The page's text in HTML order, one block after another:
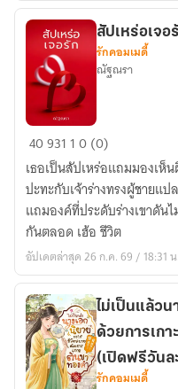
ทายาท
ขุนนาง
กระทำ
สัปเหร่อ
รัก
สัปเหร่อเจอ
รักคอมเมดี้
ณัฐณรา
40931 10 (0)
เธอเป็นสัปเหร่อแถมมองเ
ปะทะกับเจ้าร่างทรงผู้ชายแ
แถมองค์ที่ประดับร่างเขาดัน
กันตลอด เฮ้อ ชีวิต
อัปเดตล่าสุด 26 ก.ค. 69 / 18:31 น.
ไม่เป็นแล้วน
ด้วยการเก
(เปิดฟรีวันล
รักคอมเมดี้